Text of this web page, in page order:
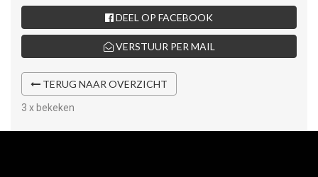
DEEL OP FACEBOOK
VERSTUUR PER MAIL
TERUG NAAR OVERZICHT
3 x bekeken